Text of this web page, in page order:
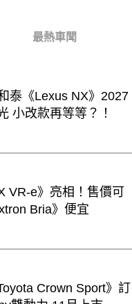
最熱車聞
泰《Lexus NX》2027
小改款再等等？！
VR-e》亮相！售價可
Bria》便宜
Crown Sport》訂